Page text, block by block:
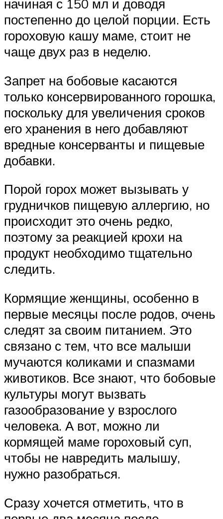
начиная с 150 мл и доводя
постепенно до целой порции. Есть
гороховую кашу маме, стоит не
чаще двух раз в неделю.
Запрет на бобовые касаются
только консервированного горошка,
поскольку для увеличения сроков
его хранения в него добавляют
вредные консерванты и пищевые
добавки.
Порой горох может вызывать у
грудничков пищевую аллергию, но
происходит это очень редко,
поэтому за реакцией крохи на
продукт необходимо тщательно
следить.
Кормящие женщины, особенно в
первые месяцы после родов, очень
следят за своим питанием. Это
связано с тем, что все малыши
мучаются коликами и спазмами
животиков. Все знают, что бобовые
культуры могут вызвать
газообразование у взрослого
человека. А вот, можно ли
кормящей маме гороховый суп,
чтобы не навредить малышу,
нужно разобраться.
Сразу хочется отметить, что в